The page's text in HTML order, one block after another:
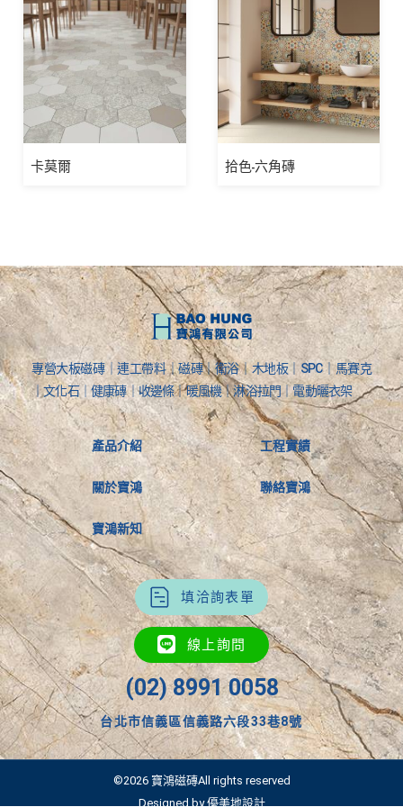
卡莫爾 拾色-六角磚
專營大板磁磚｜連工帶料｜磁磚｜衛浴｜木地板｜SPC｜馬賽克
｜文化石｜健康磚｜收邊條｜暖風機｜淋浴拉門｜電動曬衣架
產品介紹
關於寶鴻
寶鴻新知
工程實績
聯絡寶鴻
填洽詢表單
線上詢問
(02) 8991 0058
台北市信義區信義路六段33巷8號
©2026 寶鴻磁磚All rights reserved
Designed by 優美地設計